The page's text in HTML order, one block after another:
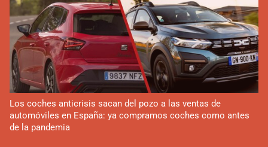
Los coches anticrisis sacan del pozo a las ventas de
automóviles en España: ya compramos coches como antes
de la pandemia